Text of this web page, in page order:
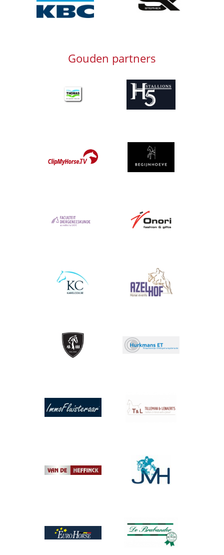
Gouden partners
Afbeelding
Afbeelding
Afbeelding Afbeelding
Afbeelding Afbeelding
Afbeelding
Afbeelding
Afbeelding Afbeelding
Afbeelding
Afbeelding
Afbeelding
Afbeelding